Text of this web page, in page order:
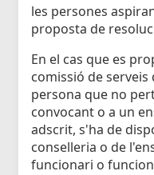
les persones
proposta de
En el cas que es
comissió de
persona que no
convocant o a un
adscrit, s'ha de
conselleria o de
funcionari o